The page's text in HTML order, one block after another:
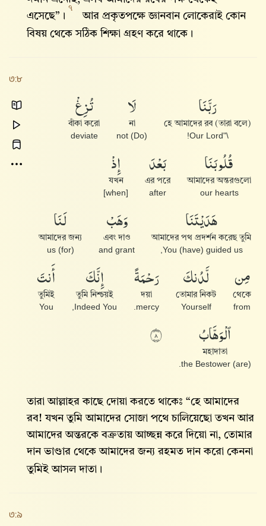
এসেছে”।
৭
আর প্রকৃতপক্ষে জ্ঞানবান লোকেরাই কোন
বিষয় থেকে সঠিক শিক্ষা গ্রহণ করে থাকে।
৩:৮
رَبَّنَا
(তারা বলে) হে আমাদের রব
\"Our Lord!
لَا
না
(Do) not
تُزِغْ
বাঁকা করো
deviate
قُلُوبَنَا
আমাদের অন্তরগুলো
our hearts
بَعْدَ
এর পরে
after
إِذْ
যখন
[when]
هَدَيْتَنَا
আমাদের পথ প্রদর্শন করেছ তুমি
You (have) guided us,
وَهَبْ
এবং দাও
and grant
لَنَا
আমাদের জন্য
(for) us
مِن
থেকে
from
لَّدُنكَ
তোমার নিকট
Yourself
رَحْمَةً
দয়া
mercy.
إِنَّكَ
তুমি নিশ্চয়ই
Indeed You,
أَنتَ
তুমিই
You
ٱلْوَهَّابُ
মহাদাতা
(are) the Bestower.
٨
তারা আল্লাহ‌র কাছে দোয়া করতে থাকেঃ “হে আমাদের
রব! যখন তুমি আমাদের সোজা পথে চালিয়েছো তখন আর
আমাদের অন্তরকে বক্রতায় আচ্ছন্ন করে দিয়ো না, তোমার
দান ভাণ্ডার থেকে আমাদের জন্য রহমত দান করো কেননা
তুমিই আসল দাতা।
৩:৯